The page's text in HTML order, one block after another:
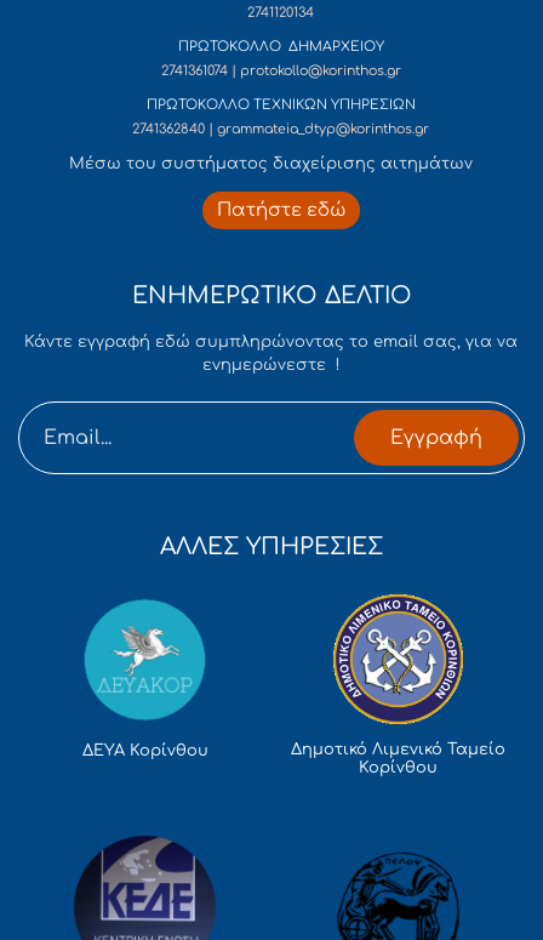
2741120134
ΠΡΩΤΟΚΟΛΛΟ ΔΗΜΑΡΧΕΙΟΥ
2741361074 | protokollo@korinthos.gr
ΠΡΩΤΟΚΟΛΛΟ ΤΕΧΝΙΚΩΝ ΥΠΗΡΕΣΙΩΝ
2741362840 | grammateia_dtyp@korinthos.gr
Mέσω του συστήματος διαχείρισης αιτημάτων
Πατήστε εδώ
ΕΝΗΜΕΡΩΤΙΚΟ ΔΕΛΤΙΟ
Κάντε εγγραφή εδώ συμπληρώνοντας το email σας, για να
ενημερώνεστε !
Εγγραφή
ΑΛΛΕΣ ΥΠΗΡΕΣΙΕΣ
ΔΕΥΑ Κορίνθου
Δημοτικό Λιμενικό Ταμείο
Κορίνθου